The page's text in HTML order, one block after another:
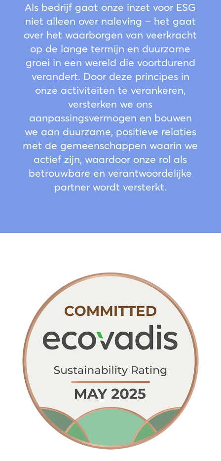
Als bedrijf gaat onze inzet voor ESG
niet alleen over naleving – het gaat
over het waarborgen van veerkracht
op de lange termijn en duurzame
groei in een wereld die voortdurend
verandert. Door deze principes in
onze activiteiten te verankeren,
versterken we ons
aanpassingsvermogen en bouwen
we aan duurzame, positieve relaties
met de gemeenschappen waarin we
actief zijn, waardoor onze rol als
betrouwbare en verantwoordelijke
partner wordt versterkt.